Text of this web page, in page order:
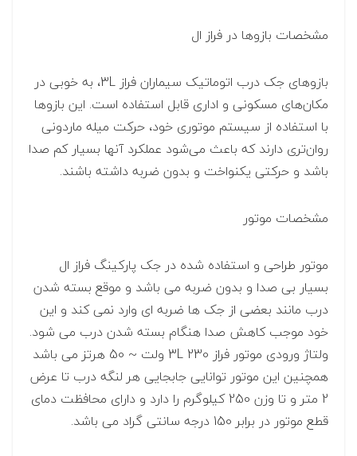
مشخصات بازوها در فراز ال
بازوهای جک درب اتوماتیک سیماران فراز 3L، به خوبی در
مکان‌های مسکونی و اداری قابل استفاده است. این بازوها
با استفاده از سیستم موتوری خود، حرکت میله ماردونی
روان‌تری دارند که باعث می‌شود عملکرد آنها بسیار کم صدا
باشد و حرکتی یکنواخت و بدون ضربه داشته باشند.
مشخصات موتور
موتور طراحی و استفاده شده در جک پارکینگ فراز ال
بسیار بی صدا و بدون ضربه می باشد و موقع بسته شدن
درب مانند بعضی از جک ها ضربه ای وارد نمی کند و این
خود موجب کاهش صدا هنگام بسته شدن درب می شود.
ولتاژ ورودی موتور فراز 3L 230 ولت ~ 50 هرتز می باشد
همچنین این موتور توانایی جابجایی هر لنگه درب تا عرض
2 متر و تا وزن 250 کیلوگرم را دارد و دارای محافظت دمای
قطع موتور در برابر 150 درجه سانتی گراد می باشد.